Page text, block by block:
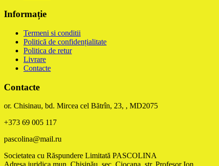
Informație
Termeni si conditii
Politică de confidențialitate
Politica de retur
Livrare
Contacte
Contacte
or. Chisinau, bd. Mircea cel Bătrîn, 23, , MD2075
+373 69 005 117
pascolina@mail.ru
Societatea cu Răspundere Limitată PASCOLINA